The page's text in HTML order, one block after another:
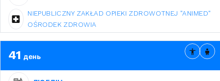
NIEPUBLICZNY ZAKŁAD OPIEKI ZDROWOTNEJ "ANIMED"
OŚRODEK ZDROWIA
41 день